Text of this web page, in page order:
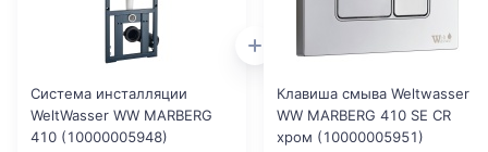
Система инсталляции
WeltWasser WW MARBERG
410 (10000005948)
Клавиша смыва Weltwasser
WW MARBERG 410 SE CR
хром (10000005951)